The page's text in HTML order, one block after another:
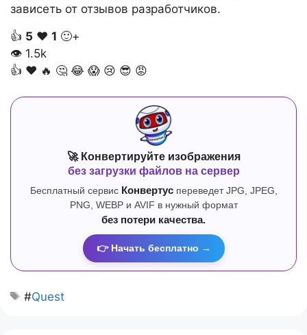
зависеть от отзывов разработчиков.
👍 5 ❤️ 1 🙂+
👁 1.5k
👍 ❤️ 🔥 🤔 😂 😱 😢 😎 😡
🚀 Конвертируйте изображения
без загрузки файлов на сервер
Бесплатный сервис Конвертуспереведет JPG, JPEG,
PNG, WEBP и AVIF в нужный формат
без потери качества.
👉 Начать бесплатно →
#Quest